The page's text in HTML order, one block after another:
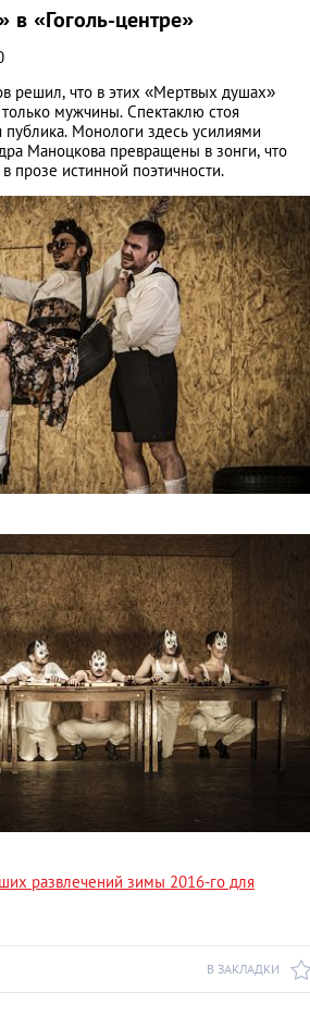
«Гоголь-центре»
решил, что в этих «Мертвых душах»
мужчины. Спектаклю стоя
публика. Монологи здесь усилиями
Маноцкова превращены в зонги, что
прозе истинной поэтичности.
развлечений зимы 2016-го для
В ЗАКЛАДКИ